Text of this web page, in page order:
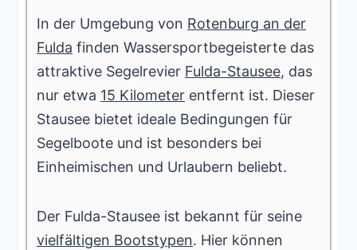
In der Umgebung von Rotenburg an der
Fulda finden Wassersportbegeisterte das
attraktive Segelrevier Fulda-Stausee, das
nur etwa 15 Kilometer entfernt ist. Dieser
Stausee bietet ideale Bedingungen für
Segelboote und ist besonders bei
Einheimischen und Urlaubern beliebt.
Der Fulda-Stausee ist bekannt für seine
vielfältigen Bootstypen. Hier können